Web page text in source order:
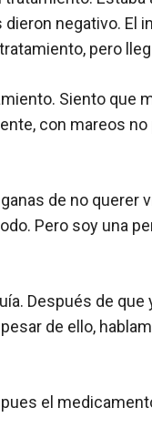
negativo. El
pero
Siento
con mareos
de no
Pero soy una
Después de
de ello,
el